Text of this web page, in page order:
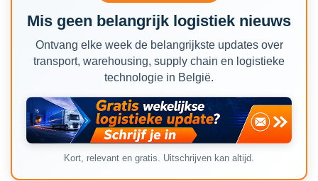
Mis geen belangrijk logistiek nieuws
Ontvang elke week de belangrijkste updates over
transport, warehousing, supply chain en logistieke
technologie in België.
Kort, relevant en gratis. Uitschrijven kan altijd.